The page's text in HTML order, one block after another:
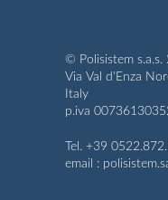
© Polisistem
Via Val d'Enza
Italy
p.iva
Tel. +39
email :